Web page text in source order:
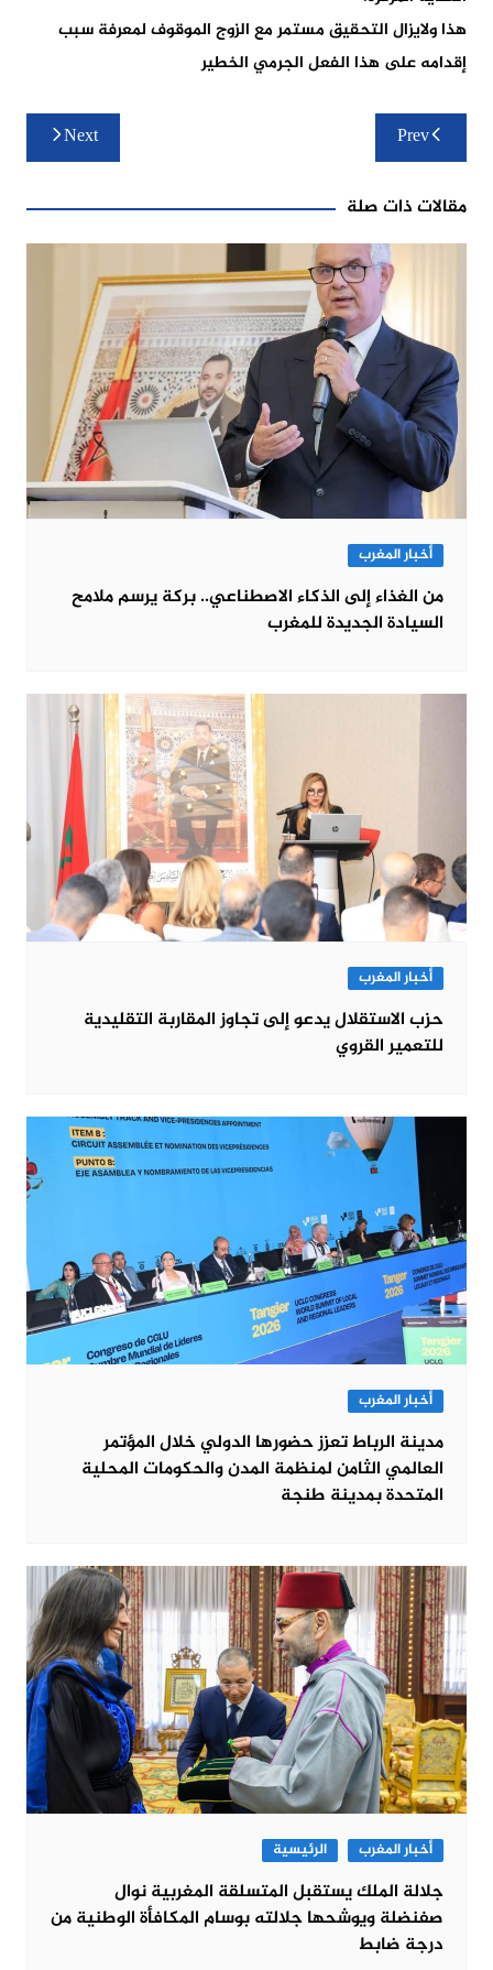
هذا ولايزال التحقيق مستمر مع الزوج الموقوف لمعرفة سبب
إقدامه على هذا الفعل الجرمي الخطير
تصفّح
المقالات
Prev
Next
مقالات ذات صلة
أخبار المغرب
من الغذاء إلى الذكاء الاصطناعي.. بركة يرسم ملامح
السيادة الجديدة للمغرب
أخبار المغرب
حزب الاستقلال يدعو إلى تجاوز المقاربة التقليدية
للتعمير القروي
أخبار المغرب
مدينة الرباط تعزز حضورها الدولي خلال المؤتمر
العالمي الثامن لمنظمة المدن والحكومات المحلية
المتحدة بمدينة طنجة
أخبار المغرب الرئيسية
جلالة الملك يستقبل المتسلقة المغربية نوال
صفنضلة ويوشحها جلالته بوسام المكافأة الوطنية من
درجة ضابط